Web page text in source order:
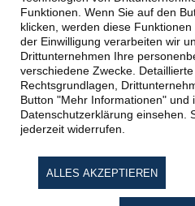
Lion Tours Kontakt
Kontaktinfos
Unternehmen
Reiseabwicklung
Impressum
Datenschutz
Funktionen. Wenn Sie auf den
klicken, werden diese
der Einwilligung verarbeiten wir
Drittunternehmen Ihre
verschiedene Zwecke.
Rechtsgrundlagen,
Button "Mehr Informationen" und
Datenschutzerklärung einsehen.
jederzeit widerrufen.
ALLES AKZEPTIEREN